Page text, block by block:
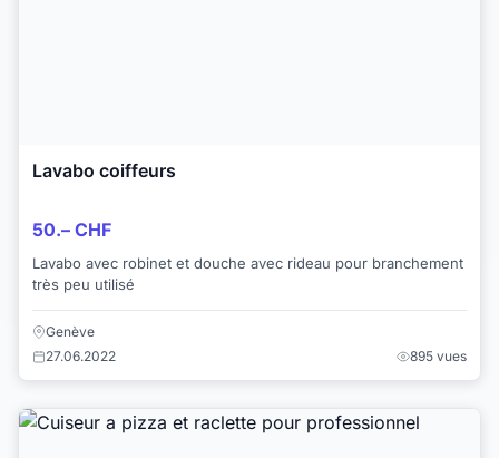
Lavabo coiffeurs
50.– CHF
Lavabo avec robinet et douche avec rideau pour branchement
très peu utilisé
Genève
27.06.2022
895 vues